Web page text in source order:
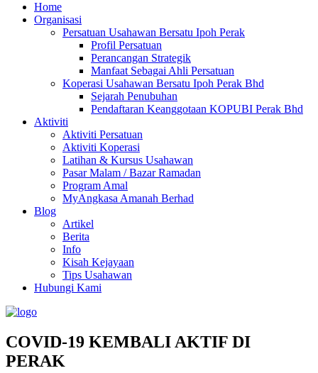
Home
Organisasi
Persatuan Usahawan Bersatu Ipoh Perak
Profil Persatuan
Perancangan Strategik
Manfaat Sebagai Ahli Persatuan
Koperasi Usahawan Bersatu Ipoh Perak Bhd
Sejarah Penubuhan
Pendaftaran Keanggotaan KOPUBI Perak Bhd
Aktiviti
Aktiviti Persatuan
Aktiviti Koperasi
Latihan & Kursus Usahawan
Pasar Malam / Bazar Ramadan
Program Amal
MyAngkasa Amanah Berhad
Blog
Artikel
Berita
Info
Kisah Kejayaan
Tips Usahawan
Hubungi Kami
COVID-19 KEMBALI AKTIF DI
PERAK